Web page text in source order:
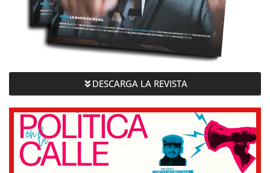
DESCARGA LA REVISTA